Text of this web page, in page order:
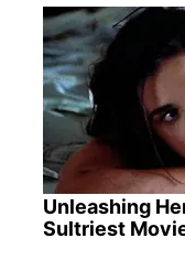
Unleashing
Sultriest